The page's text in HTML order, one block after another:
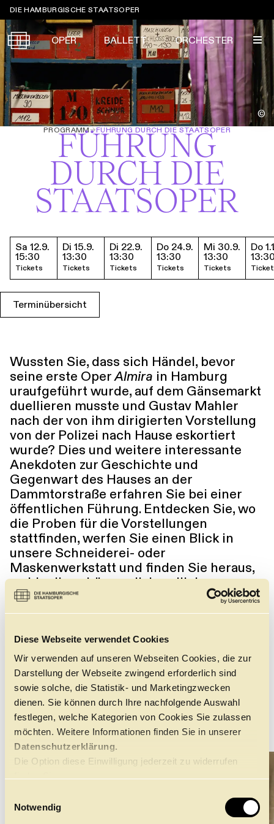
Diese Webseite verwendet Cookies
Wir verwenden auf unseren Webseiten Cookies, die zur
Darstellung der Webseite zwingend erforderlich sind
sowie solche, die Statistik- und Marketingzwecken
dienen. Sie können durch Ihre nachfolgende Auswahl
festlegen, welche Kategorien von Cookies Sie zulassen
möchten. Weitere Informationen finden Sie in unserer
Datenschutzerklärung.
Die Option diese Einwilligung jederzeit zu widerrufen
Notwendig
DIE HAMBURGISCHE STAATSOPER
OPER BALLETT ORCHESTER
Suche
Tickets &
Termine
Ihr Besuch
KALENDER
Alle Oper Ballett Konzert
PROGRAMM
Spielzeit 2026/2027 Premieren
CLICK in
ÜBER UNS
Oper Ballett Orchester
Die Hamburgische Staatsoper
SERVICE
Tickets & Preise Ihr Besuch Abos
DANKEMEIN KONTO
©
PROGRAMM→FÜHRUNG DURCH DIE STAATSOPER
FÜHRUNG
DURCH DIE
STAATSOPER
Termine & Tickets
Sa 12.9.
15:30
Tickets
Di 15.9.
13:30
Tickets
Di 22.9.
13:30
Tickets
Do 24.9.
13:30
Tickets
Mi 30.9.
13:30
Tickets
Do
Terminübersicht
Wussten Sie, dass sich Händel, bevor
seine erste OperAlmira in Hamburg
uraufgeführt wurde, auf dem Gänsemarkt
duellieren musste und Gustav Mahler
nach der von ihm dirigierten Vorstellung
von der Polizei nach Hause eskortiert
wurde? Dies und weitere interessante
Anekdoten zur Geschichte und
Gegenwart des Hauses an der
Dammtorstraße erfahren Sie bei einer
öffentlichen Führung. Entdecken Sie, wo
die Proben für die Vorstellungen
stattfinden, werfen Sie einen Blick in
unsere Schneiderei- oder
Maskenwerkstatt und finden Sie heraus,
wohin die schönen allabendlich
genutzten Requisiten nach der
Vorstellung verschwinden. Außerdem
Zuschauerraum von der Bühne aus
genießen, den sonst nur unsere
Sänger:innen und Tänzer:innen erleben.